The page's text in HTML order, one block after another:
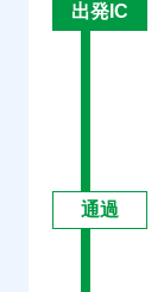
出発IC
通過